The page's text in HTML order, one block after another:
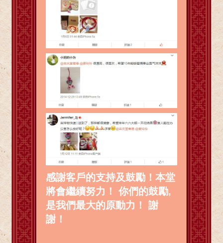
感謝客戶的支持及鼓勵！本堂
將會繼續努力！ 你們的鼓勵,
是我們最大的原動力！ 謝
謝！